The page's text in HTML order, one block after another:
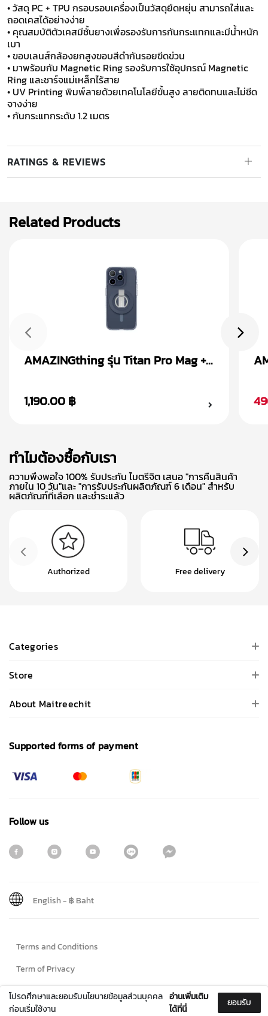
โปรดศึกษาและยอมรับนโยบายข้อมูลส่วนบุคคล
ก่อนเริ่มใช้งาน
อ่านเพิ่มเติม
ได้ที่นี่
ยอมรับ
• วัสดุ PC + TPU กรอบรอบเครื่องเป็นวัสดุยืดหยุ่น สามารถใส่และ
ถอดเคสได้อย่างง่าย
• คุณสมบัติตัวเคสมีชั้นยางเพื่อรองรับการกันกระแทกและมีน้ำหนัก
เบา
• ขอบเลนส์กล้องยกสูงขอบสีดำกันรอยขีดข่วน
• มาพร้อมกับ Magnetic Ring รองรับการใช้อุปกรณ์ Magnetic
Ring และชาร์จแม่เหล็กไร้สาย
• UV Printing พิมพ์ลายด้วยเทคโนโลยีขั้นสูง ลายติดทนและไม่ซีด
จางง่าย
• กันกระแทกระดับ 1.2 เมตร
RATINGS & REVIEWS
Related Products
AMAZINGthing รุ่น Titan Pro Mag +
1,190.00 ฿
ทำไมต้องซื้อกับเรา
ความพึงพอใจ 100% รับประกัน ไมตรีจิต เสนอ "การคืนสินค้า
ภายใน 10 วัน"และ "การรับประกันผลิตภัณฑ์ 6 เดือน" สำหรับ
ผลิตภัณฑ์ที่เลือก และชำระแล้ว
Authorized Free delivery
Categories
Store
About Maitreechit
Supported forms of payment
Follow us
Terms and Conditions
Term of Privacy
Cookie Policy
English- ฿ Baht
First name
Last name